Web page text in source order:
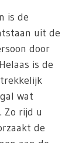
is de
uit de
door
is de
wat
Zo rijd u
de